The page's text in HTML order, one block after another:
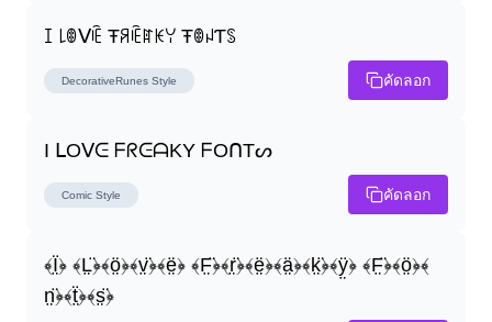
ꀤ ꒒ꂦᐯꍟ Ŧꋪꍟꍏꀘꌩ ŦꂦꈤƬꌗ
DecorativeRunes Style คัดลอก
I ᒪOᐯᕮ ᖴᖇᕮᗩKY ᖴOᑎTᔕ
Comic Style คัดลอก
﴾Ï̤﴿ ﴾L̤̈﴿﴾ö̤﴿﴾v̤̈﴿﴾ë̤﴿ ﴾F̤̈﴿﴾r̤̈﴿﴾ë̤﴿﴾ä̤﴿﴾k̤̈﴿﴾ÿ̤﴿ ﴾F̤̈﴿﴾ö̤﴿﴾
n̤̈﴿﴾ẗ̤﴿﴾s̤̈﴿